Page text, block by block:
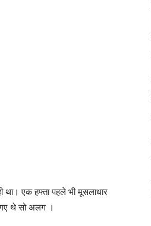
था। एक हफ्ता पहले भी मूसलाधार
गए थे सो अलग ।